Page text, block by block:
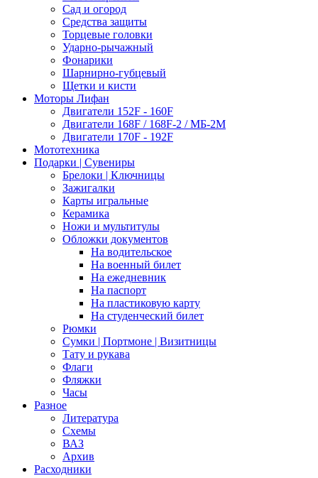
Сад и огород
Средства защиты
Торцевые головки
Ударно-рычажный
Фонарики
Шарнирно-губцевый
Щетки и кисти
Моторы Лифан
Двигатели 152F - 160F
Двигатели 168F / 168F-2 / МБ-2М
Двигатели 170F - 192F
Мототехника
Подарки | Сувениры
Брелоки | Ключницы
Зажигалки
Карты игральные
Керамика
Ножи и мультитулы
Обложки документов
На водительское
На военный билет
На ежедневник
На паспорт
На пластиковую карту
На студенческий билет
Рюмки
Сумки | Портмоне | Визитницы
Тату и рукава
Флаги
Фляжки
Часы
Разное
Литература
Схемы
ВАЗ
Архив
Расходники